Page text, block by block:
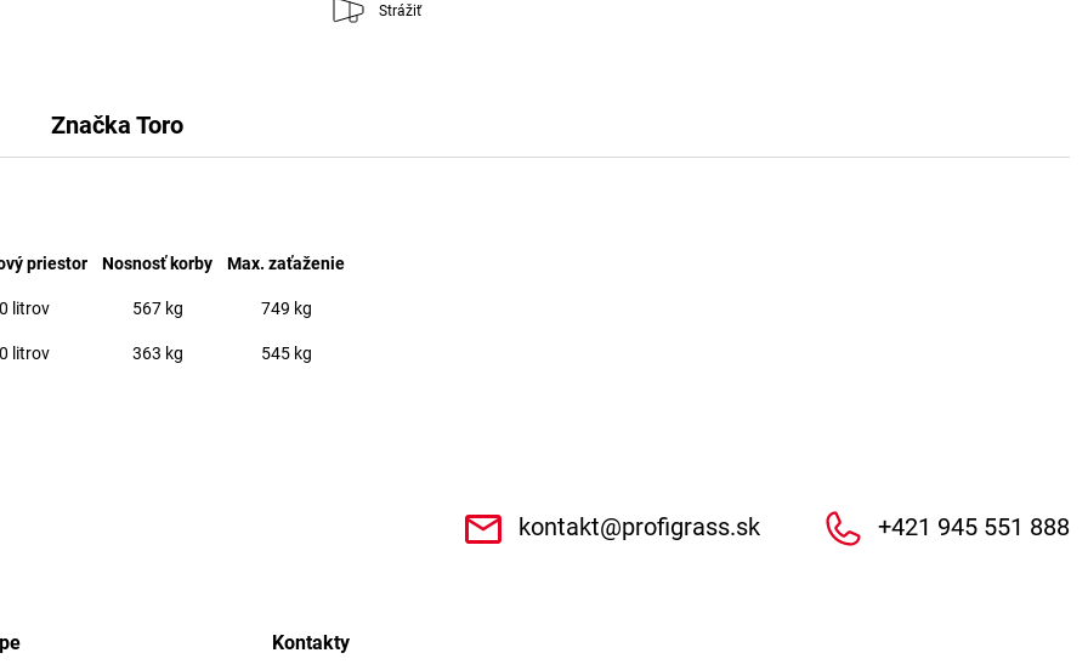
Strážiť
Značka Toro
priestor Nosnosť korby Max. zaťaženie
litrov 567 kg 749 kg
litrov 363 kg 545 kg
kontakt@profigrass.sk +421 945 551 888
Kontakty